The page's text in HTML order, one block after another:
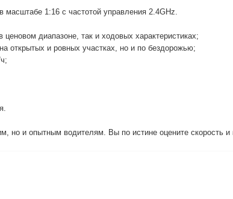
1:16 с частотой управления 2.4GHz.
диапазоне, так и ходовых характеристиках;
открытых и ровных участках, но и по бездорожью;
но и опытным водителям. Вы по истине оцените скорость